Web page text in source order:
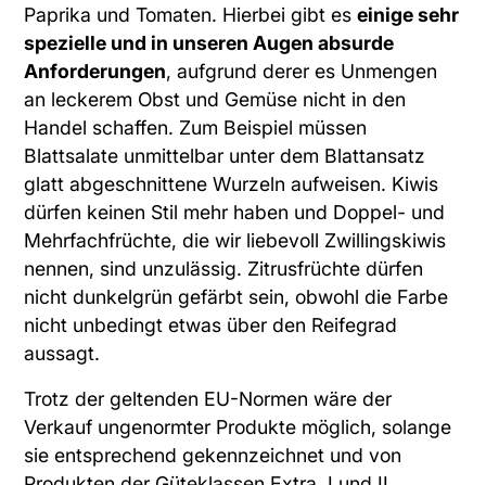
Paprika und Tomaten. Hierbei gibt eseinige sehr
spezielle und in unseren Augen absurde
Anforderungen, aufgrund derer es Unmengen
an leckerem Obst und Gemüse nicht in den
Handel schaffen. Zum Beispiel müssen
Blattsalate unmittelbar unter dem Blattansatz
glatt abgeschnittene Wurzeln aufweisen. Kiwis
dürfen keinen Stil mehr haben und Doppel- und
Mehrfachfrüchte, die wir liebevoll Zwillingskiwis
nennen, sind unzulässig. Zitrusfrüchte dürfen
nicht dunkelgrün gefärbt sein, obwohl die Farbe
nicht unbedingt etwas über den Reifegrad
aussagt.
Trotz der geltenden EU-Normen wäre der
Verkauf ungenormter Produkte möglich, solange
sie entsprechend gekennzeichnet und von